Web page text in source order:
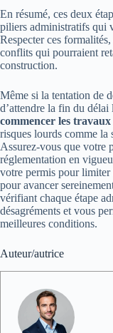
En résumé, ces deux
piliers administratifs qui
Respecter ces
conflits qui pourraient
construction.
Même si la tentation de
d’attendre la fin du délai
commencer les
risques lourds comme la
Assurez-vous que votre
réglementation en
votre permis pour limiter
pour avancer
vérifiant chaque étape
désagréments et vous
meilleures conditions.
Auteur/autrice